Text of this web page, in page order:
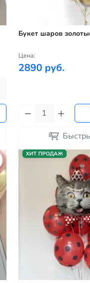
Букет шаров
Цена:
2890 руб.
ХИТ ПРОДАЖ